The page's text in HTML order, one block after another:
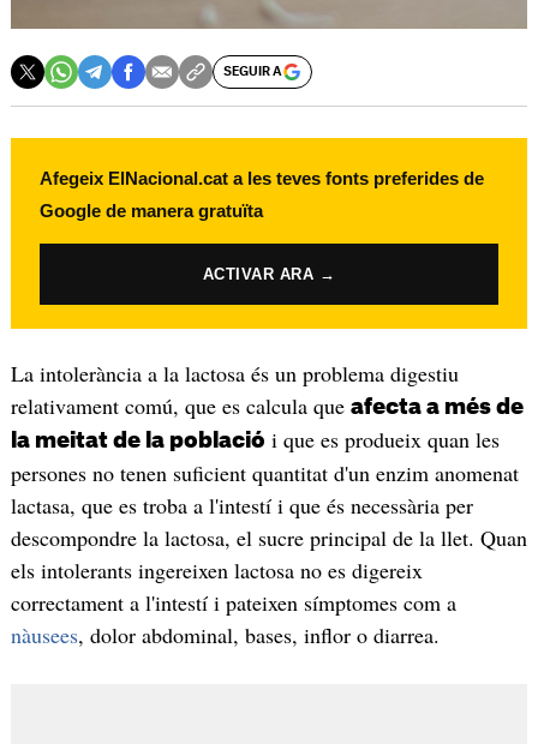
SEGUIR A
Afegeix ElNacional.cat a les teves fonts preferides de
Google de manera gratuïta
ACTIVAR ARA →
La intolerància a la lactosa és un problema digestiu
relativament comú, que es calcula que afecta a més de
la meitat de la població i que es produeix quan les
persones no tenen suficient quantitat d'un enzim anomenat
lactasa, que es troba a l'intestí i que és necessària per
descompondre la lactosa, el sucre principal de la llet. Quan
els intolerants ingereixen lactosa no es digereix
correctament a l'intestí i pateixen símptomes com a
nàusees, dolor abdominal, bases, inflor o diarrea.